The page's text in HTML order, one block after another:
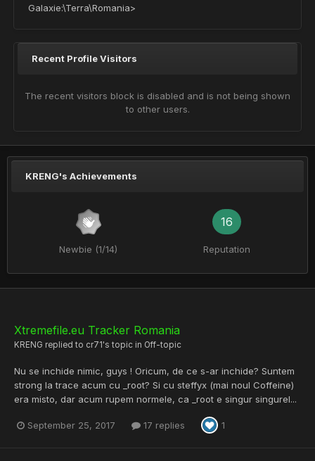
Galaxie:\Terra\Romania>
Recent Profile Visitors
The recent visitors block is disabled and is not being shown
to other users.
KRENG's Achievements
Newbie (1/14)
16
Reputation
Xtremefile.eu Tracker Romania
KRENG replied to cr71 's topic in Off-topic
Nu se inchide nimic, guys ! Oricum, de ce s-ar inchide? Suntem
strong la trace acum cu _root? Si cu steffyx (mai noul Coffeine)
era misto, dar acum rupem normele, ca _root e singur singurel...
September 25, 2017 17 replies 1